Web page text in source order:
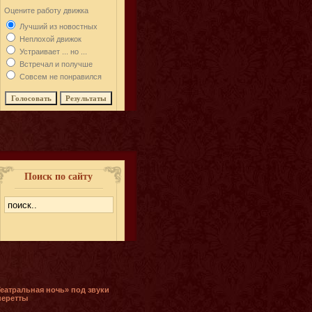
Оцените работу движка
Лучший из новостных
Неплохой движок
Устраивает ... но ...
Встречал и получше
Совсем не понравился
Поиск по сайту
ночь» под звуки